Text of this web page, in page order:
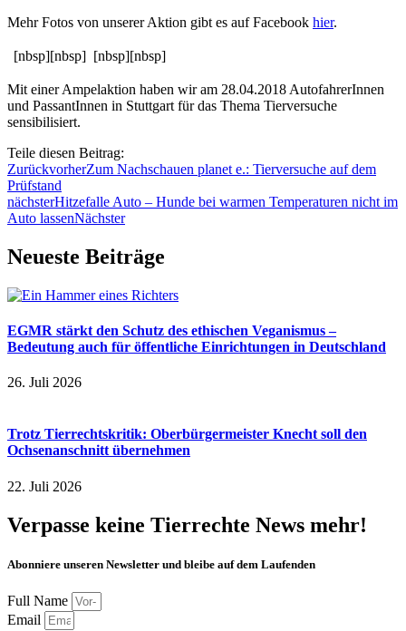
Mehr Fotos von unserer Aktion gibt es auf Facebook hier.
[nbsp][nbsp] [nbsp][nbsp]
Mit einer Ampelaktion haben wir am 28.04.2018 AutofahrerInnen
und PassantInnen in Stuttgart für das Thema Tierversuche
sensibilisiert.
Teile diesen Beitrag:
ZurückvorherZum Nachschauen planet e.: Tierversuche auf dem
Prüfstand
nächsterHitzefalle Auto – Hunde bei warmen Temperaturen nicht im
Auto lassenNächster
Neueste Beiträge
EGMR stärkt den Schutz des ethischen Veganismus –
Bedeutung auch für öffentliche Einrichtungen in Deutschland
26. Juli 2026
Trotz Tierrechtskritik: Oberbürgermeister Knecht soll den
Ochsenanschnitt übernehmen
22. Juli 2026
Verpasse keine Tierrechte News mehr!
Abonniere unseren Newsletter und bleibe auf dem Laufenden
Full Name
Email